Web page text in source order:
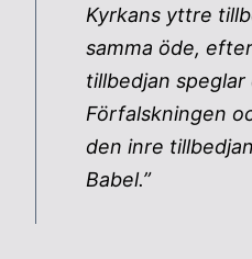
Kyrkans yttre
samma öde,
tillbedjan speglar
Förfalskningen
den inre
Babel.”